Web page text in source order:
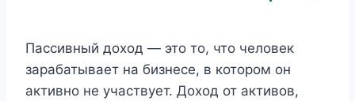
Пассивный доход — это то, что человек
зарабатывает на бизнесе, в котором он
активно не участвует. Доход от активов,